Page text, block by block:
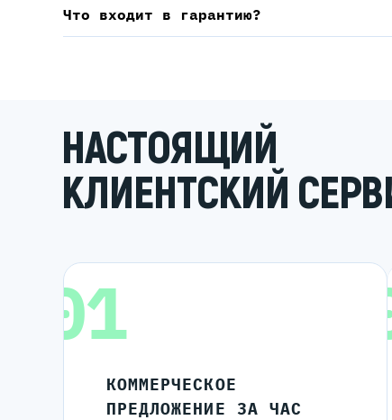
Что входит в гарантию?
НАСТОЯЩИЙ
КЛИЕНТСКИЙ
01
КОММЕРЧЕСКОЕ
ПРЕДЛОЖЕНИЕ ЗА ЧАС